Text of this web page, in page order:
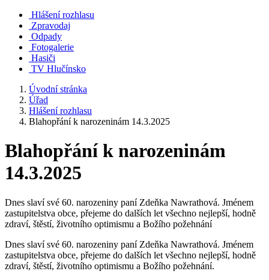
Hlášení rozhlasu
Zpravodaj
Odpady
Fotogalerie
Hasiči
TV Hlučínsko
Úvodní stránka
Úřad
Hlášení rozhlasu
Blahopřání k narozeninám 14.3.2025
Blahopřání k narozeninám
14.3.2025
Dnes slaví své 60. narozeniny paní Zdeňka Nawrathová. Jménem
zastupitelstva obce, přejeme do dalších let všechno nejlepší, hodně
zdraví, štěstí, životního optimismu a Božího požehnání
Dnes slaví své 60. narozeniny paní Zdeňka Nawrathová. Jménem
zastupitelstva obce, přejeme do dalších let všechno nejlepší, hodně
zdraví, štěstí, životního optimismu a Božího požehnání.